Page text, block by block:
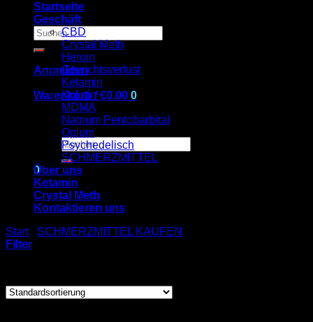
Suchen
nach:
Anmelden
Warenkorb /€0.00 0
Es befinden sich keine Produkte im Warenkorb.
Suchen
nach:
0
Warenkorb
Es befinden sich keine Produkte im Warenkorb.
Startseite
Geschäft
CBD
Crystal Meth
Heroin
Gewichtsverlust
Ketamin
Kokain
MDMA
Natrium Pentobarbital
Opium
Psychedelisch
SCHMERZMITTEL
Über uns
Ketamin
Crystal Meth
Kontaktieren uns
Start
SCHMERZMITTEL KAUFEN
Filter